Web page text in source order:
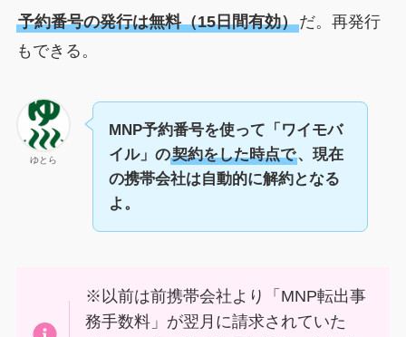
予約番号の発行は無料（15日間有効）だ。再発行
もできる。
ゆとら
MNP予約番号を使って「ワイモバ
イル」の契約をした時点で、現在
の携帯会社は自動的に解約となる
よ。
※以前は前携帯会社より「MNP転出事
務手数料」が翌月に請求されていた